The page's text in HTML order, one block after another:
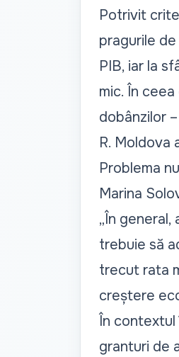
Potrivit
pragurile
PIB, iar la
mic. În
dobânzilor
R. Moldova
Problema
Marina
„În
trebuie să
trecut rata
creștere
În contextul
granturi de